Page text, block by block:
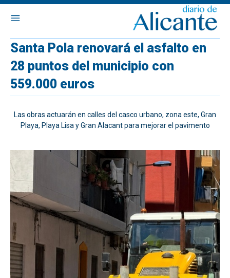
Santa Pola renovará el asfalto en
28 puntos del municipio con
559.000 euros
Las obras actuarán en calles del casco urbano, zona este, Gran
Playa, Playa Lisa y Gran Alacant para mejorar el pavimento